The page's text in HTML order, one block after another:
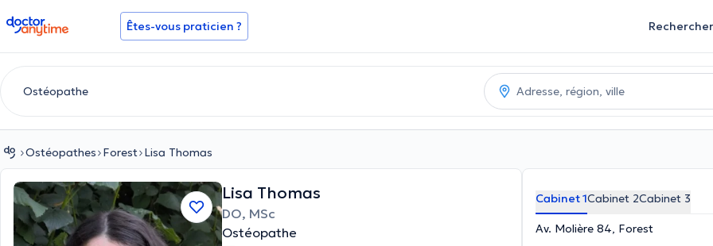
doctoranytime Êtes-vous praticien ? Rechercher
Ostéopathes Forest Lisa Thomas
Lisa Thomas
DO, MSc
Ostéopathe
Cabinet 1Cabinet 2Cabinet 3
Av. Molière 84, Forest